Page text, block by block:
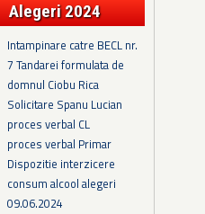
Alegeri 2024
Intampinare catre BECL nr.
7 Tandarei formulata de
domnul Ciobu Rica
Solicitare Spanu Lucian
proces verbal CL
proces verbal Primar
Dispozitie interzicere
consum alcool alegeri
09.06.2024